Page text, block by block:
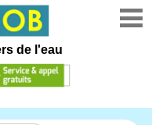
de l'eau